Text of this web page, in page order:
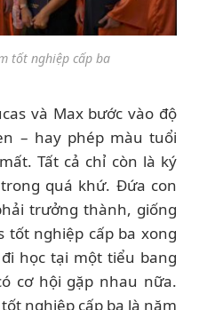
tốt nghiệp cấp ba
và Max bước vào độ
– hay phép màu tuổi
Tất cả chỉ còn là ký
quá khứ. Đứa con
trưởng thành, giống
tốt nghiệp cấp ba xong
học tại một tiểu bang
cơ hội gặp nhau nữa.
nghiệp cấp ba là năm